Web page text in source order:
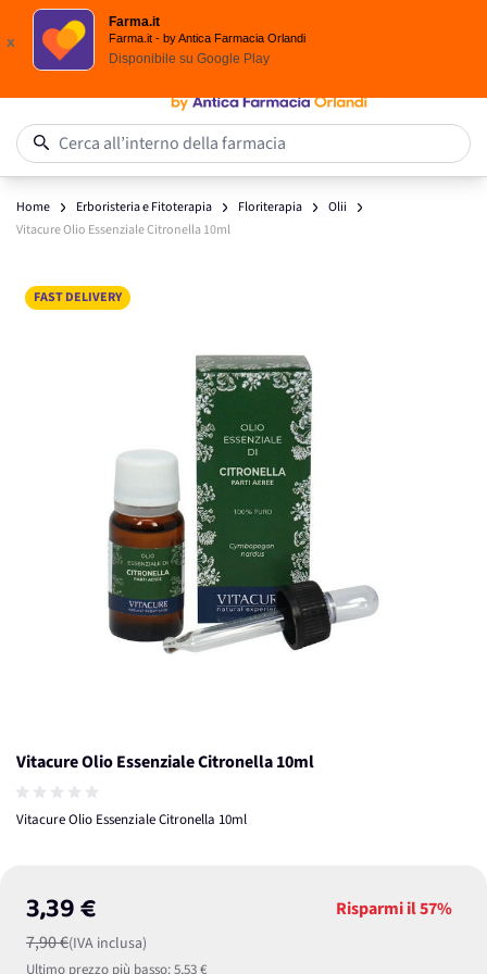
Spedizione
x
Farma.it
Farma.it - by Antica Farmacia Orlandi
Disponibile su Google Play
Salta al contenuto
Cerca all’interno della farmacia
Home Erboristeria e Fitoterapia Floriterapia
Olii
Vitacure Olio Essenziale Citronella 10ml
FAST DELIVERY
Main image
Click to view image in fullscreen
Vitacure Olio Essenziale Citronella 10ml
Vitacure Olio Essenziale Citronella 10ml
3,39 €
7,90 €(IVA inclusa)
Risparmi il57%
Ultimo prezzo più basso:5,53 €